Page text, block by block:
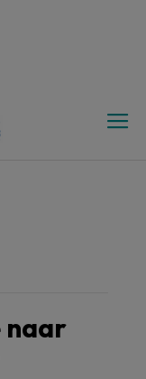
naar